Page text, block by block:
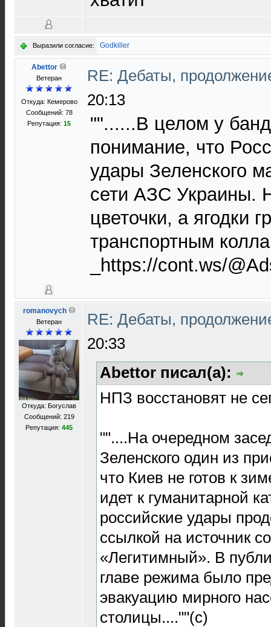
Выразили согласие: Godkiller
Abettor
Ветеран
Откуда: Кемерово
Сообщений: 78
Репутация: 15
RE: Дебаты,
20:13
""......В целом у
понимание, что
удары Зеленского
сети АЗС Украины.
цветочки, а ягодки
транспортным
_https://cont.ws/
romanovych
Ветеран
Откуда: Богуслав
Сообщений: 219
Репутация: 445
RE: Дебаты,
20:33
Abettor писал(а):
НПЗ восстановят не
""....На очередном
Зеленского один из
что Киев не готов к
идет к гуманитарной
российские удары
ссылкой на источник
«Легитимный». В
главе режима было
эвакуацию мирного
столицы....""(с)